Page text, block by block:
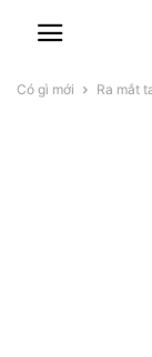
Có gì mới Ra mắt